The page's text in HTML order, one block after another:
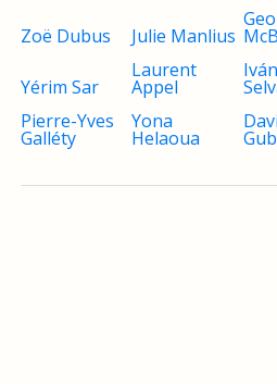
Zoë Dubus Julie Manlius
Yérim Sar
Laurent
Appel
Pierre-Yves
Galléty
Yona
Helaoua